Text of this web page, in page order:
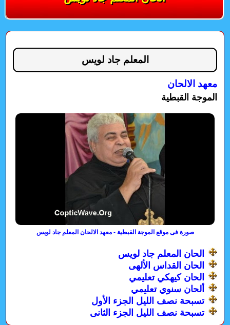
المعلم جاد لويس
معهد الالحان
الموجة القبطية
صورة فى موقع الموجة القبطية - معهد الالحان المعلم جاد لويس
الحان المعلم جاد لويس
الحان القداس الألهى
الحان كيهكي تعليمي
ألحان سنوي تعليمي
تسبحة نصف الليل الجزء الأول
تسبحة نصف الليل الجزء الثانى